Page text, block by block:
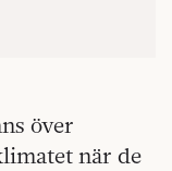
över
när de